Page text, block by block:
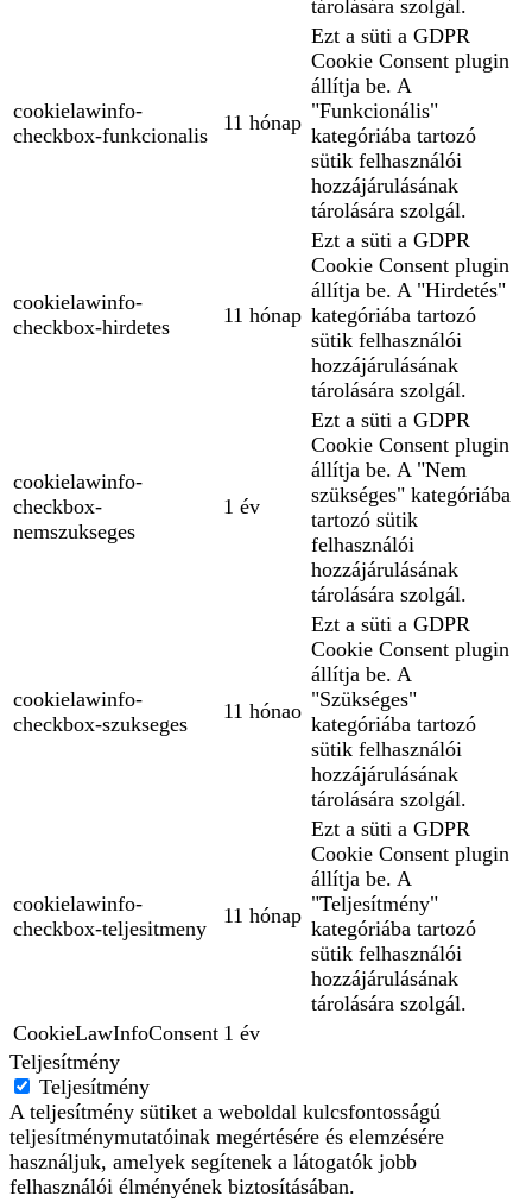
tárolására szolgál.
cookielawinfo-
checkbox-funkcionalis
11 hónap
Ezt a süti a GDPR
Cookie Consent plugin
állítja be. A
"Funkcionális"
kategóriába tartozó
sütik felhasználói
hozzájárulásának
tárolására szolgál.
cookielawinfo-
checkbox-hirdetes
11 hónap
Ezt a süti a GDPR
Cookie Consent plugin
állítja be. A "Hirdetés"
kategóriába tartozó
sütik felhasználói
hozzájárulásának
tárolására szolgál.
cookielawinfo-
checkbox-
nemszukseges
1 év
Ezt a süti a GDPR
Cookie Consent plugin
állítja be. A "Nem
szükséges" kategóriába
tartozó sütik
felhasználói
hozzájárulásának
tárolására szolgál.
cookielawinfo-
checkbox-szukseges
11 hónao
Ezt a süti a GDPR
Cookie Consent plugin
állítja be. A
"Szükséges"
kategóriába tartozó
sütik felhasználói
hozzájárulásának
tárolására szolgál.
cookielawinfo-
checkbox-teljesitmeny
11 hónap
Ezt a süti a GDPR
Cookie Consent plugin
állítja be. A
"Teljesítmény"
kategóriába tartozó
sütik felhasználói
hozzájárulásának
tárolására szolgál.
CookieLawInfoConsent 1 év
Teljesítmény
Teljesítmény
A teljesítmény sütiket a weboldal kulcsfontosságú
teljesítménymutatóinak megértésére és elemzésére
használjuk, amelyek segítenek a látogatók jobb
felhasználói élményének biztosításában.